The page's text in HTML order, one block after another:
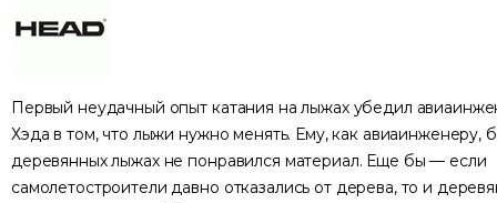
Первый неудачный опыт катания на лыжах убедил
Хэда в том, что лыжи нужно менять. Ему, как авиаинженеру,
деревянных лыжах не понравился материал. Еще бы — если
самолетостроители давно отказались от дерева, то и